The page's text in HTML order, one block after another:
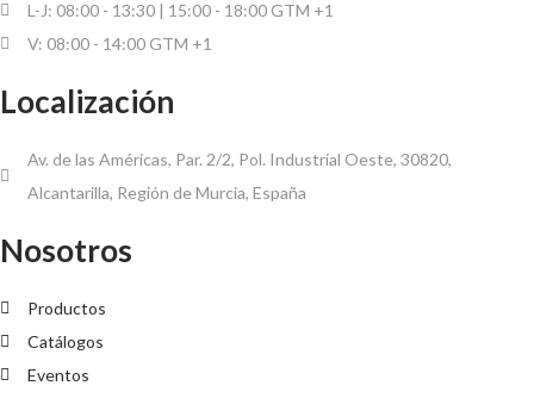
L-J: 08:00 - 13:30 | 15:00 - 18:00 GTM +1
V: 08:00 - 14:00 GTM +1
Localización
Av. de las Américas, Par. 2/2, Pol. Industrial Oeste, 30820,
Alcantarilla, Región de Murcia, España
Nosotros
Productos
Catálogos
Eventos